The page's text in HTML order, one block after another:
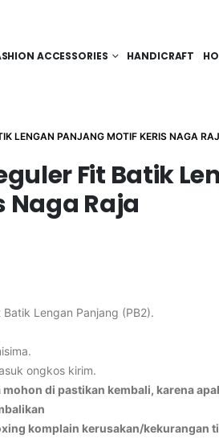
ACCESSORIES HANDICRAFT
LENGAN PANJANG MOTIF KERIS NAGA
Fit Batik
Naga Raja
Batik Lengan Panjang (PB2).
ongkos kirim.
di pastikan kembali, karena
komplain kerusakan/kekurangan